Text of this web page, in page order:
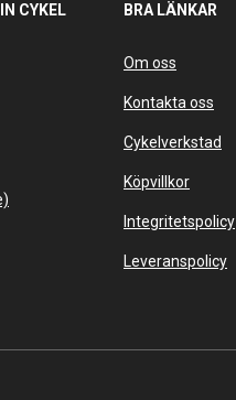
CYKEL BRA LÄNKAR
Om oss
Kontakta oss
Cykelverkstad
Köpvillkor
Integritetspolicy
Leveranspolicy